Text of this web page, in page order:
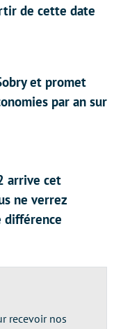
de cette date
et promet
par an sur
arrive cet
ne verrez
différence
recevoir nos